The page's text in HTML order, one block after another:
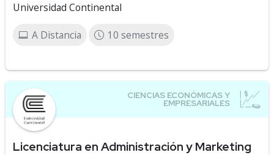
Universidad Continental
A Distancia 10 semestres
Licenciatura en Administración y Marketing